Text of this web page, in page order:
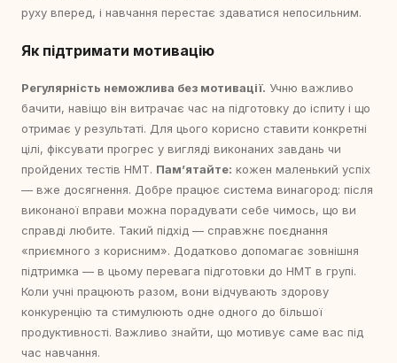
руху вперед, і навчання перестає здаватися непосильним.
Як підтримати мотивацію
Регулярність неможлива без мотивації. Учню важливо
бачити, навіщо він витрачає час на підготовку до іспиту і що
отримає у результаті. Для цього корисно ставити конкретні
цілі, фіксувати прогрес у вигляді виконаних завдань чи
пройдених тестів НМТ. Памʼятайте: кожен маленький успіх
— вже досягнення. Добре працює система винагород: після
виконаної вправи можна порадувати себе чимось, що ви
справді любите. Такий підхід — справжнє поєднання
«приємного з корисним». Додатково допомагає зовнішня
підтримка — в цьому перевага підготовки до НМТ в групі.
Коли учні працюють разом, вони відчувають здорову
конкуренцію та стимулюють одне одного до більшої
продуктивності. Важливо знайти, що мотивує саме вас під
час навчання.